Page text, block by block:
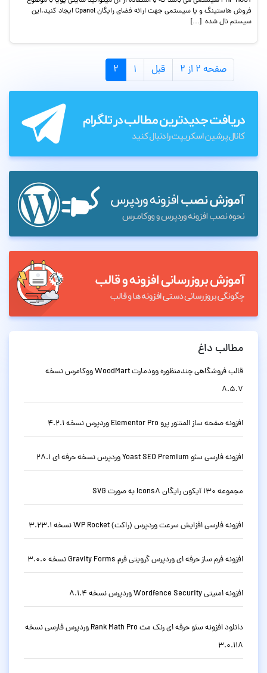
فروش هاستینگ و یا سیستمی جهت ارائه فضای رایگان Cpanel ایجاد کنید.این
سیستم نال شده […]
صفحه ۲ از ۲ قبل ۱ ۲
مطالب داغ
قالب فروشگاهی چندمنظوره وودمارت WoodMart ووکامرس نسخه
8.5.7
افزونه صفحه ساز المنتور پرو Elementor Pro وردپرس نسخه 4.2.1
افزونه فارسی سئو Yoast SEO Premium وردپرس نسخه حرفه ای 28.1
مجموعه 130 آیکون رایگان Icons8 به صورت SVG
افزونه فارسی افزایش سرعت وردپرس (راکت) WP Rocket نسخه 3.23.1
افزونه فرم ساز حرفه ای وردپرس گرویتی فرم Gravity Forms نسخه 3.0.0
افزونه امنیتی Wordfence Security وردپرس نسخه 8.1.4
دانلود افزونه سئو حرفه ای رنک مث Rank Math Pro وردپرس فارسی نسخه
3.0.118